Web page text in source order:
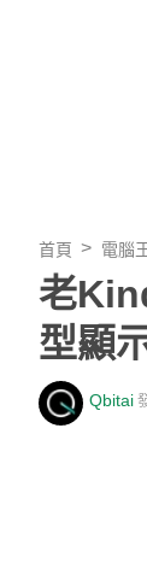
首頁 電腦
老
型顯
Qbitai